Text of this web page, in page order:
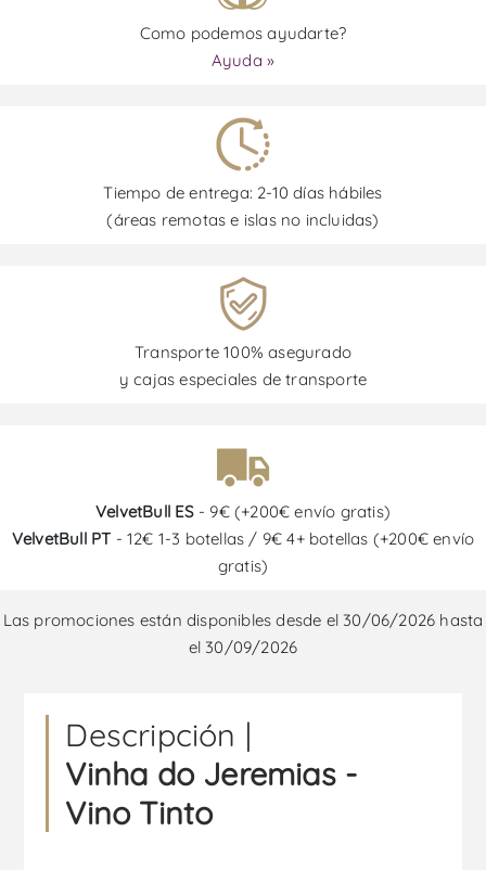
Como podemos ayudarte?
Ayuda »
Tiempo de entrega: 2-10 días hábiles
(áreas remotas e islas no incluidas)
Transporte 100% asegurado
y cajas especiales de transporte
VelvetBull ES- 9€ (+200€ envío gratis)
VelvetBull PT - 12€ 1-3 botellas / 9€ 4+ botellas (+200€ envío
gratis)
Las promociones están disponibles desde el 30/06/2026 hasta
el 30/09/2026
Descripción |
Vinha do Jeremias -
Vino Tinto